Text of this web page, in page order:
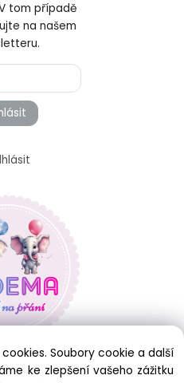
tom případě
na našem
Soubory cookie a další
ke zlepšení vašeho zážitku